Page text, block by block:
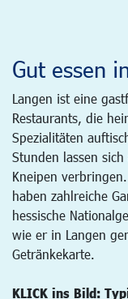
Gut essen
Langen ist eine
Restaurants, die
Spezialitäten
Stunden lassen
Kneipen
haben zahlreiche
hessische
wie er in Langen
Getränkekarte.
KLICK ins Bild: